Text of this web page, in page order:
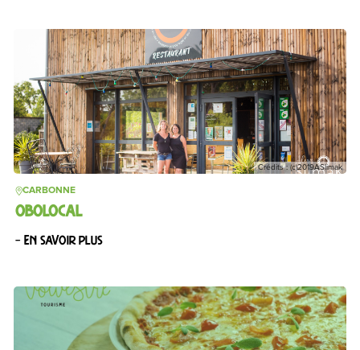
Crédits : (c)2019ASlimak
CARBONNE
OBOLOCAL
– En savoir plus